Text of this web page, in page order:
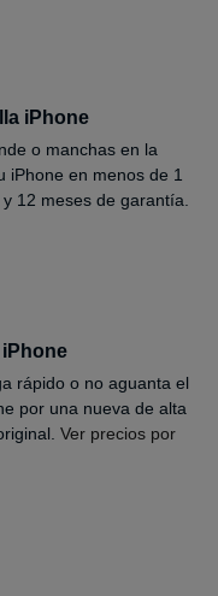
iPhone
o manchas en la
iPhone en menos de 1
12 meses de garantía.
rápido o no aguanta el
por una nueva de alta
Ver precios por